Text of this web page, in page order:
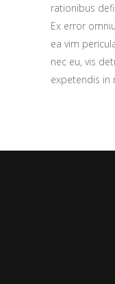
rationibus
Ex error
ea vim
nec eu, vis
expetendis in